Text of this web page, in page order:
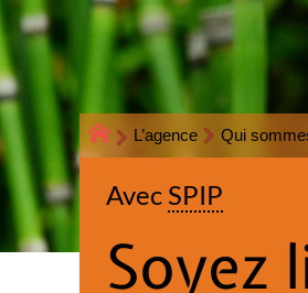
L’agence Qui
Avec SPIP
Soyez